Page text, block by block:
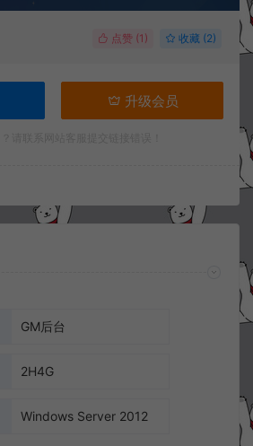
点赞 (1 ) 收藏 (2)
升级会员
GM后台
2H4G
Windows Server 2012